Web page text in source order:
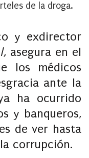
de la droga.
y exdirector
asegura en el
los médicos
ante la
ha ocurrido
y banqueros,
de ver hasta
corrupción.